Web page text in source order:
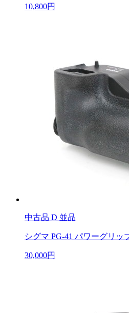
10,800円
中古品 D 並品
シグマ PG-41 パワーグリッ
30,000円